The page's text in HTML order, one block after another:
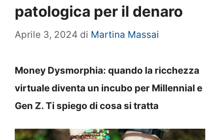
patologica per il denaro
Aprile 3, 2024 di Martina Massai
Money Dysmorphia: quando la ricchezza
virtuale diventa un incubo per Millennial e
Gen Z. Ti spiego di cosa si tratta